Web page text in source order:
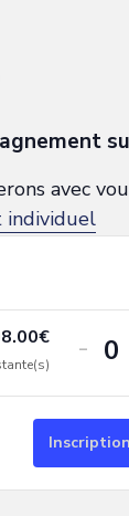
avec
individuel
€ -
Inscription